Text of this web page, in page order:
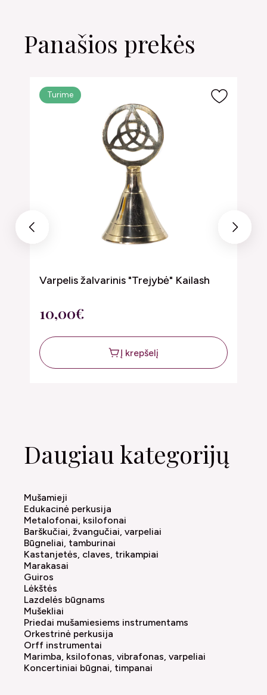
Panašios prekės
Previous
Turime
Varpelis žalvarinis "Trejybė" Kailash
10,00€
Į krepšelį
Next
Daugiau kategorijų
Mušamieji
Edukacinė perkusija
Metalofonai, ksilofonai
Barškučiai, žvangučiai, varpeliai
Būgneliai, tamburinai
Kastanjetės, claves, trikampiai
Marakasai
Guiros
Lėkštės
Lazdelės būgnams
Mušekliai
Priedai mušamiesiems instrumentams
Orkestrinė perkusija
Orff instrumentai
Marimba, ksilofonas, vibrafonas, varpeliai
Koncertiniai būgnai, timpanai